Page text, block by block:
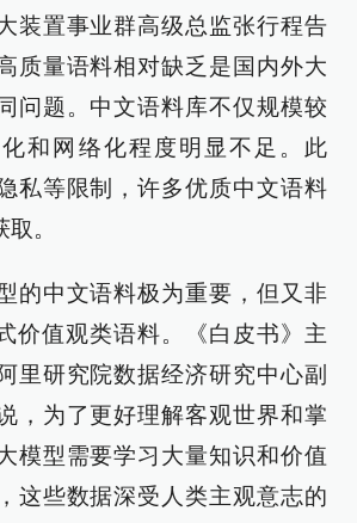
装置事业群高级总监张行程告
质量语料相对缺乏是国内外大
问题。中文语料库不仅规模较
和网络化程度明显不足。此
私等限制，许多优质中文语料
。
的中文语料极为重要，但又非
值观类语料。《白皮书》主
里研究院数据经济研究中心副
，为了更好理解客观世界和掌
模型需要学习大量知识和价值
这些数据深受人类主观意志的